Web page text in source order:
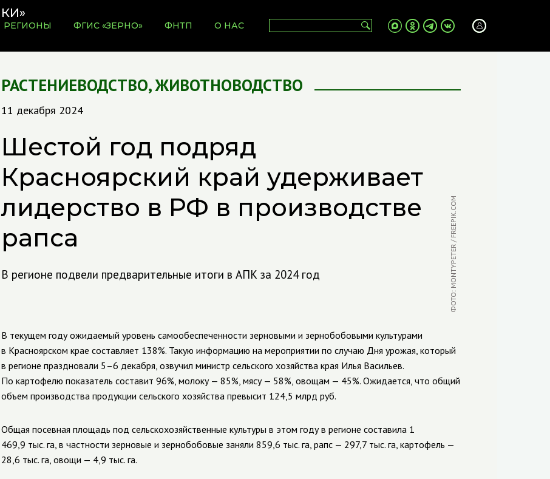
РЕГИОНЫ ФГИС «ЗЕРНО» ФНТП О НАС
РАСТЕНИЕВОДСТВО,ЖИВОТНОВОДСТВО
11 декабря 2024
Шестой год подряд
Красноярский край удерживает
лидерство в РФ в производстве
рапса
В регионе подвели предварительные итоги в АПК за 2024 год ФОТО: MONTYPETER / FREEPIK.COM
В текущем году ожидаемый уровень самообеспеченности зерновыми и зернобобовыми культурами
в Красноярском крае составляет 138%. Такую информацию на мероприятии по случаю Дня урожая, который
в регионе праздновали 5–6 декабря, озвучил министр сельского хозяйства края Илья Васильев.
По картофелю показатель составит 96%, молоку — 85%, мясу — 58%, овощам — 45%. Ожидается, что общий
объем производства продукции сельского хозяйства превысит 124,5 млрд руб.
Общая посевная площадь под сельскохозяйственные культуры в этом году в регионе составила 1
469,9 тыс. га, в частности зерновые и зернобобовые заняли 859,6 тыс. га, рапс — 297,7 тыс. га, картофель —
28,6 тыс. га, овощи — 4,9 тыс. га.